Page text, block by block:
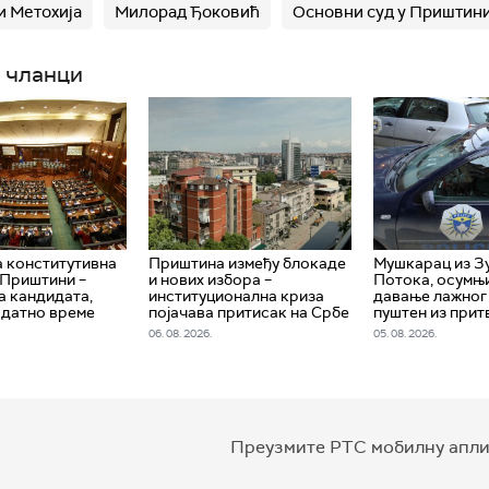
Метохија Милорад Ђоковић Основни суд у
–
кандидата,
време
Приштина између блокаде
и нових избора –
институционална криза
појачава притисак на Србе
06. 08. 2026.
Мушкарац из
Потока,
давање лажног
пуштен из
05. 08. 2026.
Преузмите РТС мобилну